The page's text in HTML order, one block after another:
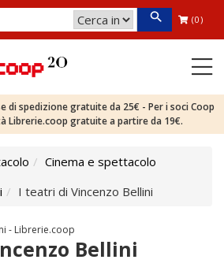
(0)
di spedizione gratuite da 25€ - Per i soci Coop
Librerie.coop gratuite a partire da 19€.
Cinema e spettacolo
I teatri di Vincenzo Bellini
Bellini